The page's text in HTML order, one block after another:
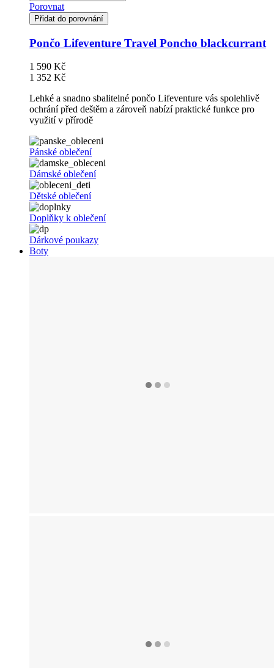
Porovnat
Přidat do porovnání
Pončo Lifeventure Travel Poncho blackcurrant
1 590 Kč
1 352 Kč
Lehké a snadno sbalitelné pončo Lifeventure vás spolehlivě
ochrání před deštěm a zároveň nabízí praktické funkce pro
využití v přírodě
Pánské oblečení
Dámské oblečení
Dětské oblečení
Doplňky k oblečení
Dárkové poukazy
Boty